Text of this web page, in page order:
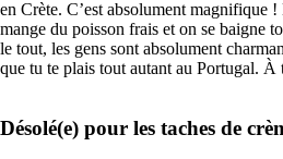
en Crète. C’est absolument magnifique !
mange du poisson frais et on se baigne
le tout, les gens sont absolument
que tu te plais tout autant au Portugal. À
Désolé(e) pour les taches de